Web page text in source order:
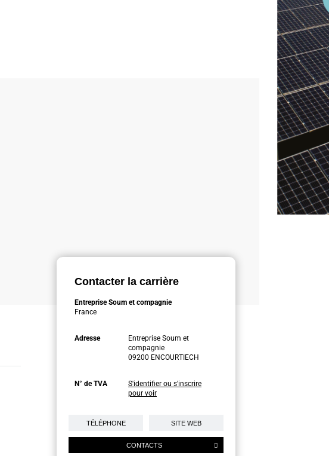
Contacter la carrière
Entreprise Soum et compagnie
France
Adresse
Entreprise Soum et
compagnie
09200 ENCOURTIECH
N° de TVA
S'identifier ou s'inscrire
pour voir
TÉLÉPHONE SITE WEB
CONTACTS